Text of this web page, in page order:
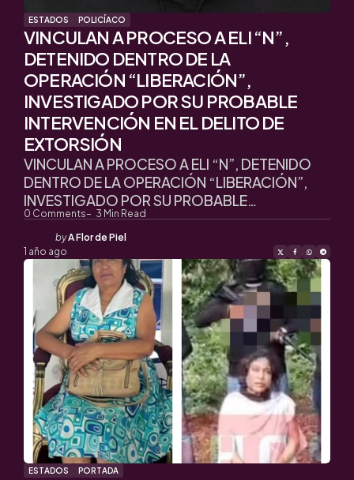
ESTADOS POLICÍACO
VINCULAN A PROCESO A ELI “N”,
DETENIDO DENTRO DE LA
OPERACIÓN “LIBERACIÓN”,
INVESTIGADO POR SU PROBABLE
INTERVENCIÓN EN EL DELITO DE
EXTORSIÓN
0 Comments 3 Min Read
VINCULAN A PROCESO A ELI “N”, DETENIDO
DENTRO DE LA OPERACIÓN “LIBERACIÓN”,
INVESTIGADO POR SU PROBABLE…
Posted
by
byA Flor de Piel
1 año ago
ESTADOS PORTADA